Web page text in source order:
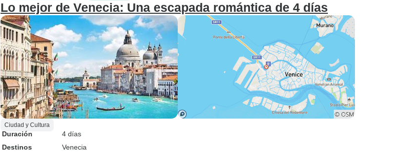
Lo mejor de Venecia: Una escapada romántica de 4 días
Ciudad y Cultura
Duración
4 días
Destinos
Venecia